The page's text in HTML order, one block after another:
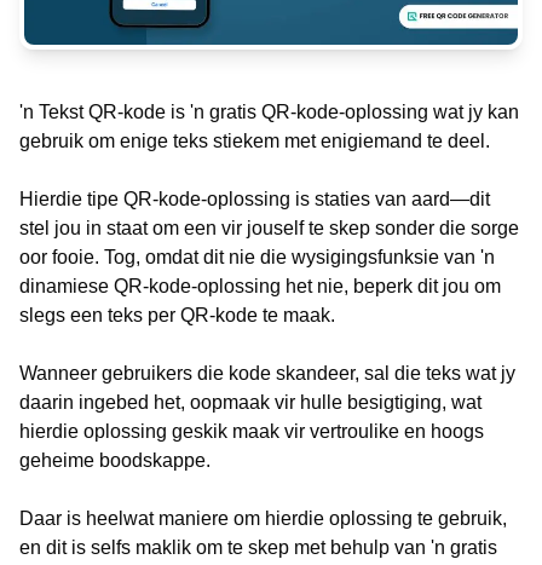
'n Tekst QR-kode is 'n gratis QR-kode-oplossing wat jy kan
gebruik om enige teks stiekem met enigiemand te deel.
Hierdie tipe QR-kode-oplossing is staties van aard—dit
stel jou in staat om een vir jouself te skep sonder die sorge
oor fooie. Tog, omdat dit nie die wysigingsfunksie van 'n
dinamiese QR-kode-oplossing het nie, beperk dit jou om
slegs een teks per QR-kode te maak.
Wanneer gebruikers die kode skandeer, sal die teks wat jy
daarin ingebed het, oopmaak vir hulle besigtiging, wat
hierdie oplossing geskik maak vir vertroulike en hoogs
geheime boodskappe.
Daar is heelwat maniere om hierdie oplossing te gebruik,
en dit is selfs maklik om te skep met behulp van 'n gratis